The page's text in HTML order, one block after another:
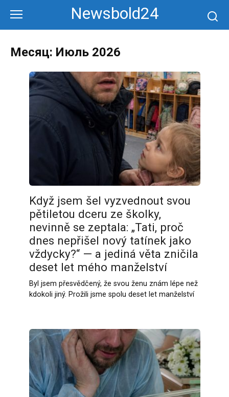
контенту
Newsbold24
Месяц: Июль 2026
Když jsem šel vyzvednout svou
pětiletou dceru ze školky,
nevinně se zeptala: „Tati, proč
dnes nepřišel nový tatínek jako
vždycky?“ — a jediná věta zničila
deset let mého manželství
Byl jsem přesvědčený, že svou ženu znám lépe než
kdokoli jiný. Prožili jsme spolu deset let manželství